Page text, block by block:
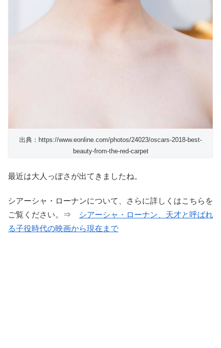
出典：https://www.eonline.com/photos/24023/oscars-2018-best-
beauty-from-the-red-carpet
最近は大人っぽさが出てきましたね。
シアーシャ・ローナンについて、さらに詳しくはこちらを
ご覧ください。⇒
シアーシャ・ローナン、天才と呼ばれ
る子役時代の映画から現在まで